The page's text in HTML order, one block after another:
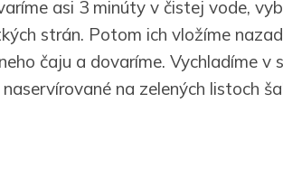
asi 3 minúty v čistej vode,
strán. Potom ich vložíme
čaju a dovaríme. Vychladíme v
na zelených listoch